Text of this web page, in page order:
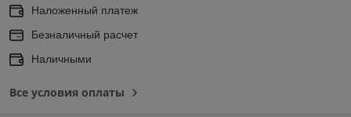
Наложенный платеж
Безналичный расчет
Наличными
Все условия оплаты